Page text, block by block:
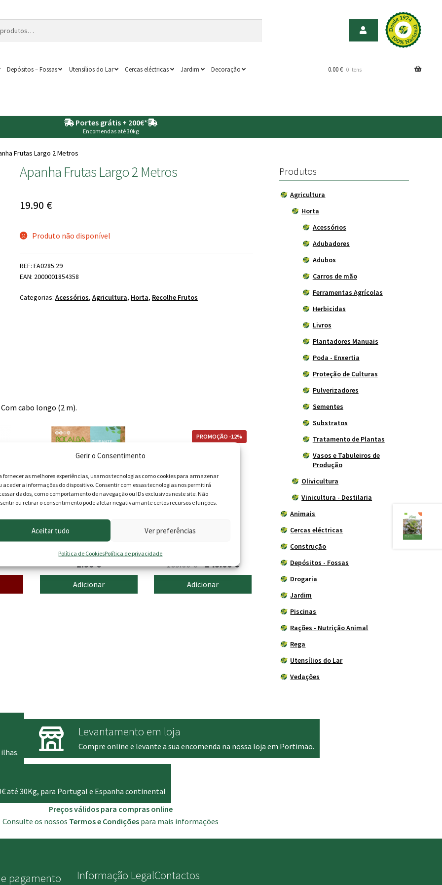
Gerir o Consentimento
fornecer as melhores experiências, usamos tecnologias como cookies para armazenar
aceder a informações do dispositivo. Consentir com essas tecnologias nos permitirá
dados, como comportamento de navegação ou IDs exclusivos neste site. Não
ou retirar o consentimento pode afetar negativamante certos recursos e funções.
Aceitar tudo Ver preferências
Política de CookiesPolítica de privacidade
Depósitos – Fossas Utensílios do Lar Cercas eléctricas Jardim Decoração 0.00€ 0 itens
Portes grátis + 200€*
Encomendas até 30kg
Frutas Largo 2 Metros
Apanha Frutas Largo 2 Metros
19.90 €
Produto não disponível
REF: FA0285.29
EAN: 2000001854358
Categorias: Acessórios, Agricultura, Horta, Recolhe Frutos
cabo longo (2 m).
Ervilha Lincoln
1.90€
Adicionar
PROMOÇÃO -12%
169.00€O
preço
original
149.00€O
preço
atual
Adicionar
Produtos
Agricultura
Horta
Acessórios
Adubadores
Adubos
Carros de mão
Ferramentas Agrícolas
Herbicidas
Livros
Plantadores Manuais
Poda - Enxertia
Proteção de Culturas
Pulverizadores
Sementes
Substratos
Tratamento de Plantas
Vasos e Tabuleiros de
Produção
Olivicultura
Vinicultura - Destilaria
Animais
Cercas eléctricas
Construção
Depósitos - Fossas
Drogaria
Jardim
Piscinas
Rações - Nutrição Animal
Rega
Utensílios do Lar
Vedações
Levantamento em loja
Compre online e levante a sua encomenda na nossa loja em Portimão.
até 30Kg, para Portugal e Espanha continental
Preços válidos para compras online
Consulte os nossos Termos e Condições para mais informações
pagamento Informação LegalContactos